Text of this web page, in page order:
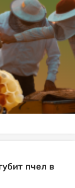
пчел в